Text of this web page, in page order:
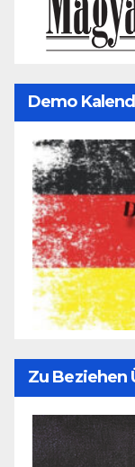
Demo
Zu Beziehen